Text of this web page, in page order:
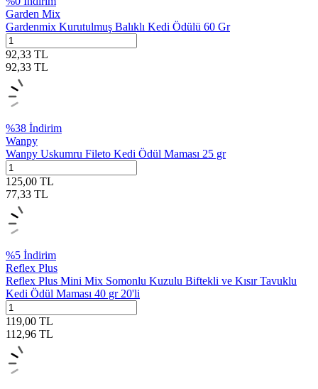
Garden Mix
Gardenmix Kurutulmuş Balıklı Kedi Ödülü 60 Gr
92,33 TL
92,33 TL
%38 İndirim
Wanpy
Wanpy Uskumru Fileto Kedi Ödül Maması 25 gr
125,00 TL
77,33 TL
%5 İndirim
Reflex Plus
Reflex Plus Mini Mix Somonlu Kuzulu Biftekli ve Kısır Tavuklu
Kedi Ödül Maması 40 gr 20'li
119,00 TL
112,96 TL